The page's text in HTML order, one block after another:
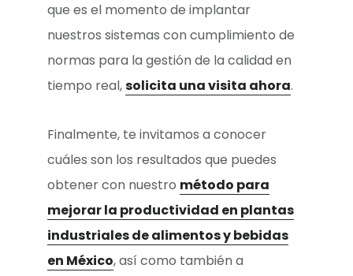
que es el momento de implantar
nuestros sistemas con cumplimiento de
normas para la gestión de la calidad en
tiempo real,solicita una visita ahora.
Finalmente, te invitamos a conocer
cuáles son los resultados que puedes
obtener con nuestro método para
mejorar la productividad en plantas
industriales de alimentos y bebidas
en México, así como también a